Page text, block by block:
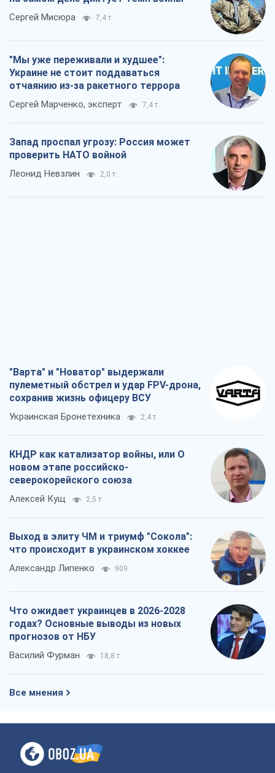
Сергей Мисюра 7,4 т.
"Мы уже переживали и худшее":
Украине не стоит поддаваться
отчаянию из-за ракетного террора
Сергей Марченко, эксперт 7,4 т.
Запад проспал угрозу: Россия может
проверить НАТО войной
Леонид Невзлин 2,0 т.
"Варта" и "Новатор" выдержали
пулеметный обстрел и удар FPV-дрона,
сохранив жизнь офицеру ВСУ
Украинская Бронетехника 2,4 т.
КНДР как катализатор войны, или О
новом этапе российско-
северокорейского союза
Алексей Кущ 2,5 т.
Выход в элиту ЧМ и триумф "Сокола":
что происходит в украинском хоккее
Александр Липенко 909
Что ожидает украинцев в 2026-2028
годах? Основные выводы из новых
прогнозов от НБУ
Василий Фурман 18,8 т.
Все мнения